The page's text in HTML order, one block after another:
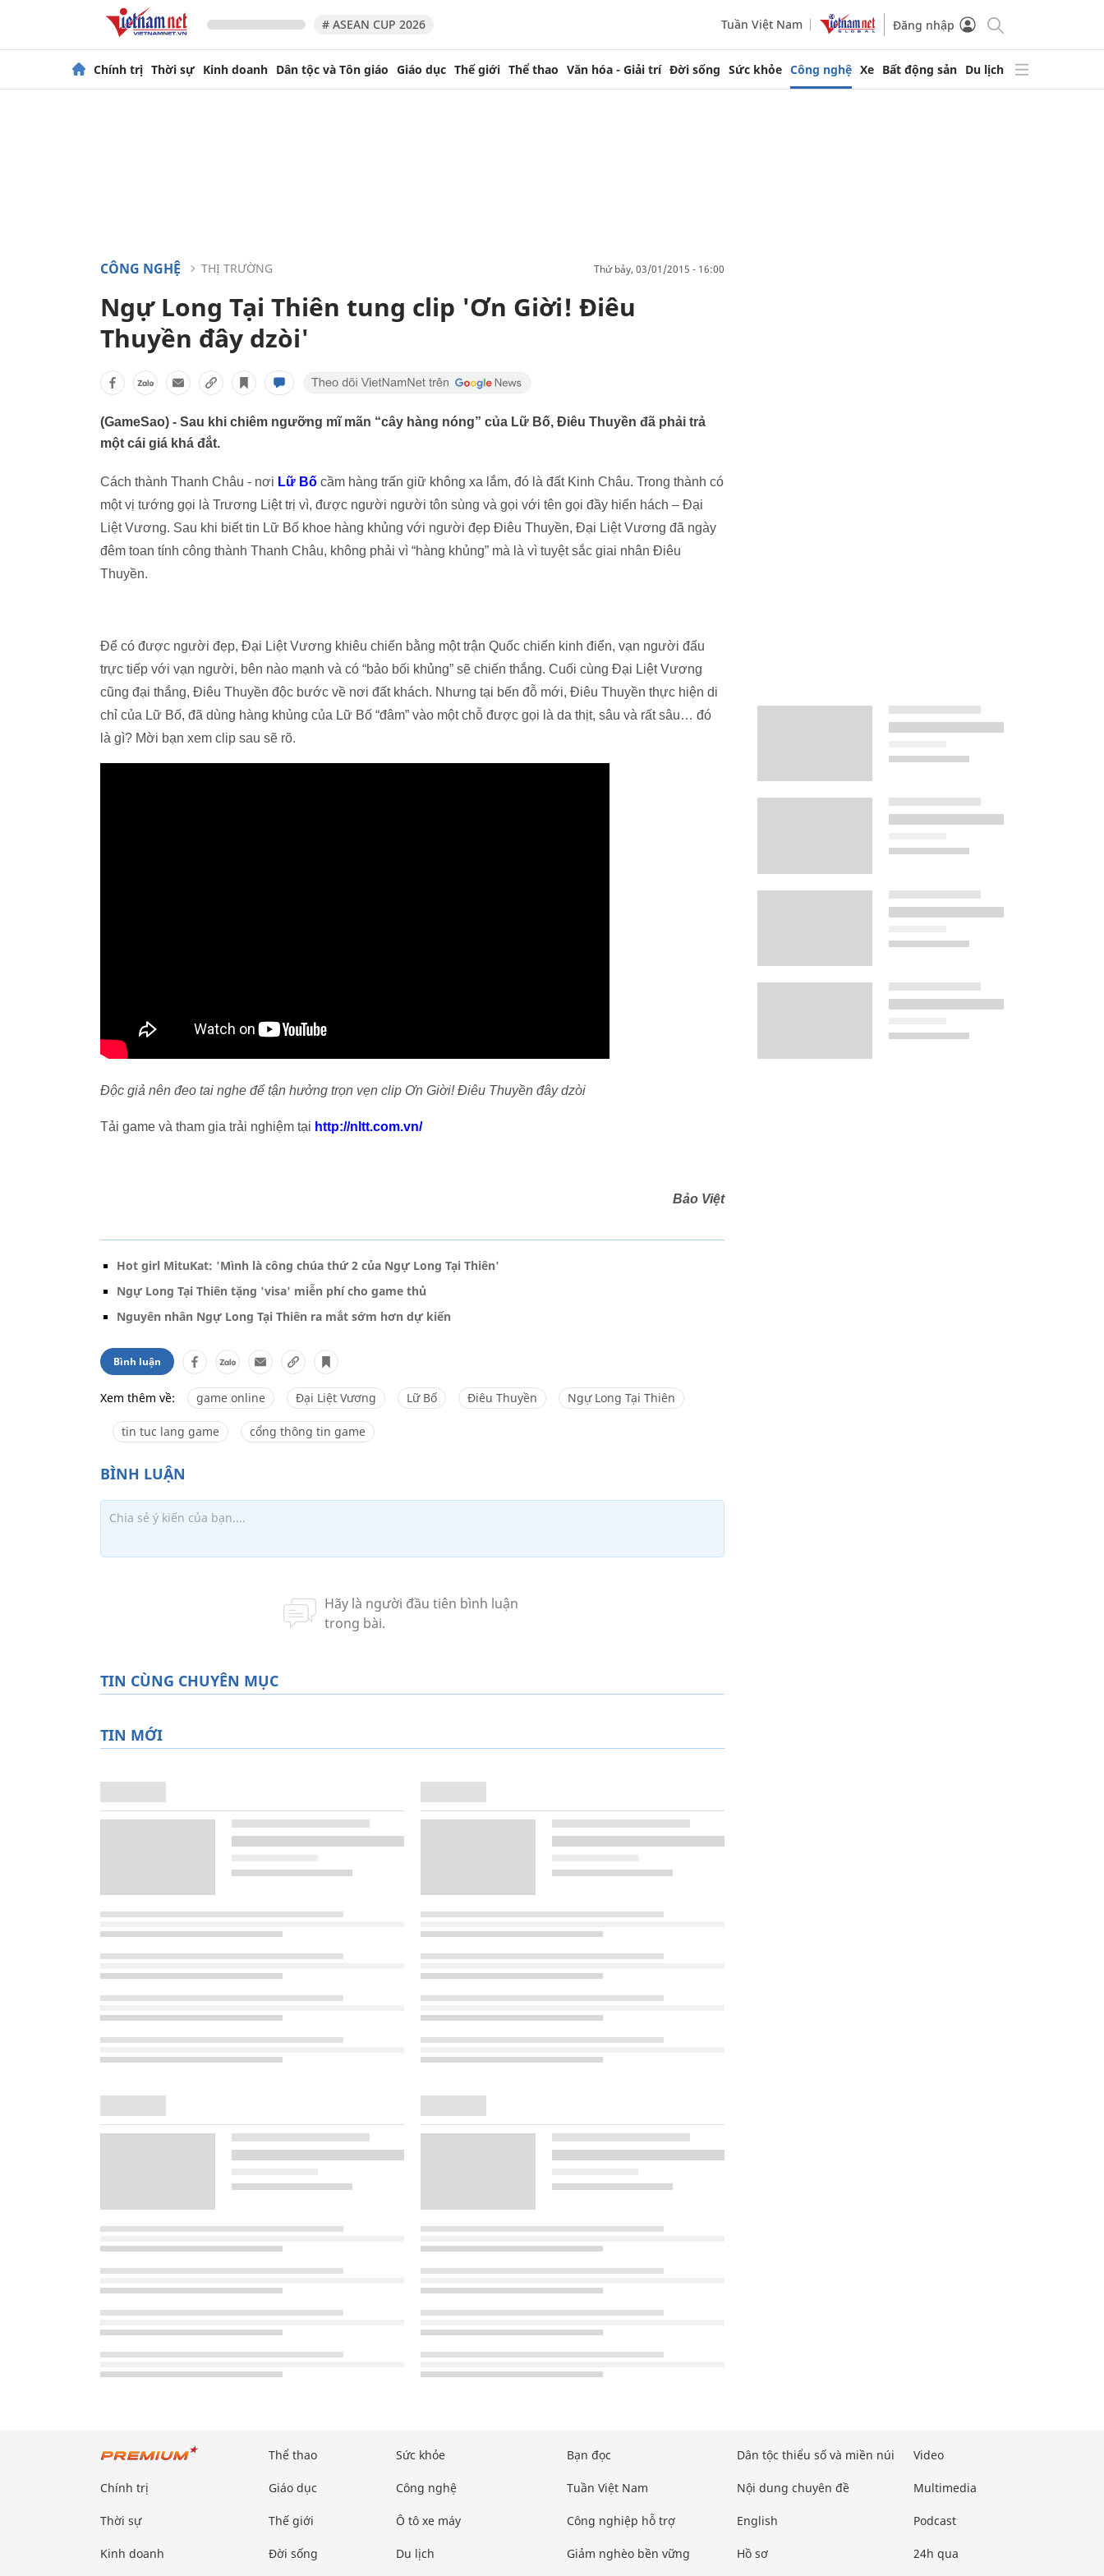
# ASEAN CUP 2026 Tuần Việt Nam Đăng nhập
Chính trị Thời sự Kinh doanh Dân tộc và Tôn giáo Giáo dục Thế giới Thể thao Văn hóa - Giải trí Đời sống Sức khỏe Công nghệ Xe Bất động sản Du lịch
CÔNG NGHỆ THỊ TRƯỜNG thứ bảy, 03/01/2015 - 16:00
Ngự Long Tại Thiên tung clip 'Ơn Giời! Điêu
Thuyền đây dzòi'
(GameSao) - Sau khi chiêm ngưỡng mĩ mãn “cây hàng nóng” của Lữ Bố, Điêu Thuyền đã phải trả
một cái giá khá đắt.
Cách thành Thanh Châu - nơi Lữ Bố cầm hàng trấn giữ không xa lắm, đó là đất Kinh Châu. Trong thành có
một vị tướng gọi là Trương Liệt trị vì, được người người tôn sùng và gọi với tên gọi đầy hiển hách – Đại
Liệt Vương. Sau khi biết tin Lữ Bố khoe hàng khủng với người đẹp Điêu Thuyền, Đại Liệt Vương đã ngày
đêm toan tính công thành Thanh Châu, không phải vì “hàng khủng” mà là vì tuyệt sắc giai nhân Điêu
Thuyền.
Để có được người đẹp, Đại Liệt Vương khiêu chiến bằng một trận Quốc chiến kinh điển, vạn người đấu
trực tiếp với vạn người, bên nào mạnh và có “bảo bối khủng” sẽ chiến thắng. Cuối cùng Đại Liệt Vương
cũng đại thắng, Điêu Thuyền độc bước về nơi đất khách. Nhưng tại bến đỗ mới, Điêu Thuyền thực hiện di
chỉ của Lữ Bố, đã dùng hàng khủng của Lữ Bố “đâm” vào một chỗ được gọi là da thịt, sâu và rất sâu… đó
là gì? Mời bạn xem clip sau sẽ rõ.
Độc giả nên đeo tai nghe để tận hưởng trọn vẹn clip Ơn Giời! Điêu Thuyền đây dzòi
Tải game và tham gia trải nghiệm tại http://nltt.com.vn/
Bảo Việt
Hot girl MituKat: 'Mình là công chúa thứ 2 của Ngự Long Tại Thiên'
Ngự Long Tại Thiên tặng 'visa' miễn phí cho game thủ
Nguyên nhân Ngự Long Tại Thiên ra mắt sớm hơn dự kiến
Bình luận
Xem thêm về: game online Đại Liệt Vương Lữ Bố Điêu Thuyền Ngự Long Tại Thiên
tin tuc lang game cổng thông tin game
TIN CÙNG CHUYÊN MỤC
TIN MỚI
Chính trị
Thời sự
Kinh doanh
Thể thao
Giáo dục
Thế giới
Đời sống
Sức khỏe
Công nghệ
Ô tô xe máy
Du lịch
Bạn đọc
Tuần Việt Nam
Công nghiệp hỗ trợ
Giảm nghèo bền vững
Dân tộc thiểu số và miền núi
Nội dung chuyên đề
English
Hồ sơ
Video
Multimedia
Podcast
24h qua